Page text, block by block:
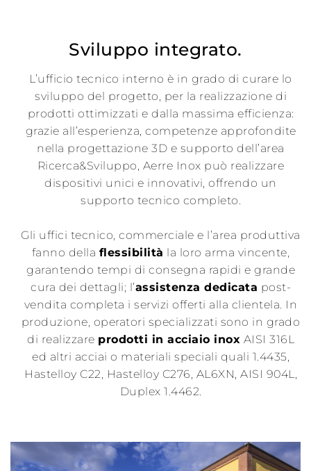
Area
riservata
Sviluppo integrato.
L’ufficio tecnico interno è in grado di curare lo
sviluppo del progetto, per la realizzazione di
prodotti ottimizzati e dalla massima efficienza:
grazie all’esperienza, competenze approfondite
nella progettazione 3D e supporto dell’area
Ricerca&Sviluppo, Aerre Inox può realizzare
dispositivi unici e innovativi, offrendo un
supporto tecnico completo.
Gli uffici tecnico, commerciale e l’area produttiva
fanno della flessibilità la loro arma vincente,
garantendo tempi di consegna rapidi e grande
cura dei dettagli; l’assistenza dedicata post-
vendita completa i servizi offerti alla clientela. In
produzione, operatori specializzati sono in grado
di realizzare prodotti in acciaio inox AISI 316L
ed altri acciai o materiali speciali quali 1.4435,
Hastelloy C22, Hastelloy C276, AL6XN, AISI 904L,
Duplex 1.4462.